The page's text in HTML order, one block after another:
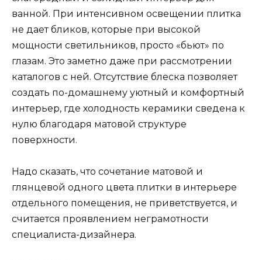
ванной. При интенсивном освещении плитка
не дает бликов, которые при высокой
мощности светильников, просто «бьют» по
глазам. Это заметно даже при рассмотрении
каталогов с ней. Отсутствие блеска позволяет
создать по-домашнему уютный и комфортный
интерьер, где холодность керамики сведена к
нулю благодаря матовой структуре
поверхности.
Надо сказать, что сочетание матовой и
глянцевой одного цвета плитки в интерьере
отдельного помещения, не приветствуется, и
считается проявлением неграмотности
специалиста-дизайнера.